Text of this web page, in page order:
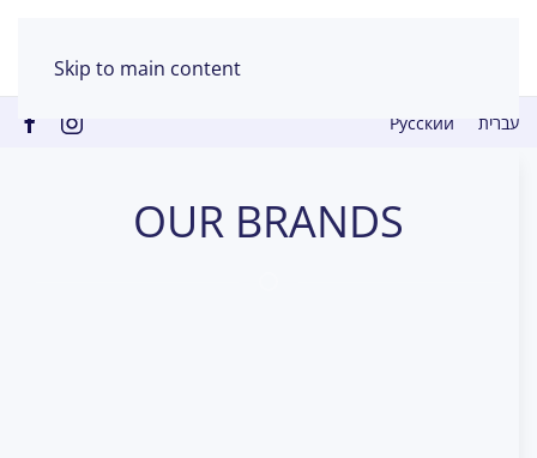
Skip to main content
Русский עברית
OUR BRANDS